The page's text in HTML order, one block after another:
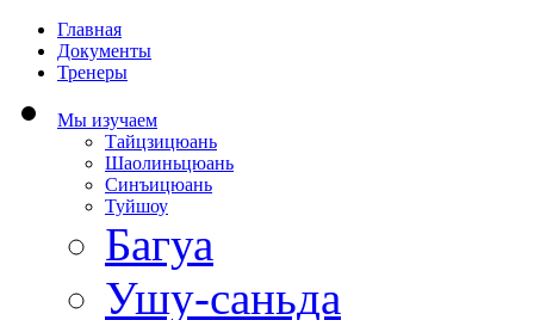
Главная
Документы
Тренеры
Мы изучаем
Тайцзицюань
Шаолиньцюань
Синъицюань
Туйшоу
Багуа
Ушу-саньда